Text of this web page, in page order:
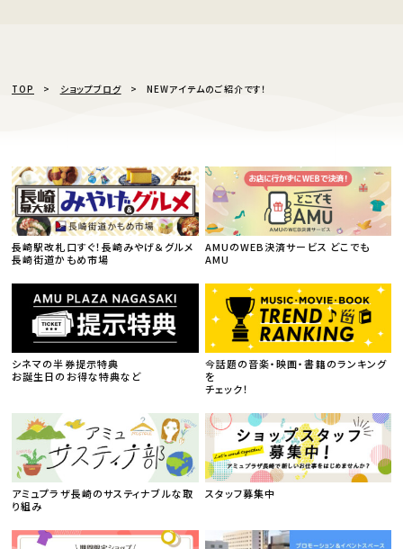
TOP ショップブログ NEWアイテムのご紹介です！
長崎駅改札口すぐ！長崎みやげ＆グルメ
長崎街道かもめ市場
AMUのWEB決済サービス どこでも
AMU
シネマの半券提示特典
お誕生日のお得な特典など
今話題の音楽・映画・書籍のランキング
を
チェック！
アミュプラザ長崎のサスティナブルな取
り組み
スタッフ募集中